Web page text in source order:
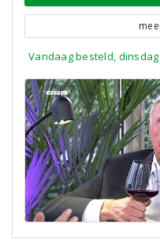
Vandaag besteld,